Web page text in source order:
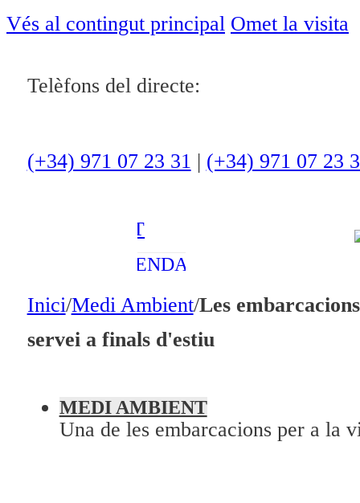
Vés al contingut principal Omet la visita
Telèfons del directe:
(+34) 971 07 23 31 | (+34) 971 07 23
ACTUALITAT
OCI
ENTREVISTES
AMBIENT
AGENDA
En directe
A la Carta
Qui som?
Fes-te'n soci!
Inici/Medi Ambient/Les
servei a finals d'estiu
Una de les embarcacions per a la
MEDI AMBIENT